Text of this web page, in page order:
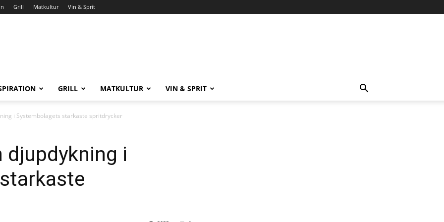
Grill Matkultur Vin & Sprit
GRILL MATKULTUR VIN & SPRIT
i Systembolagets starkaste spritdrycker
djupdykning i